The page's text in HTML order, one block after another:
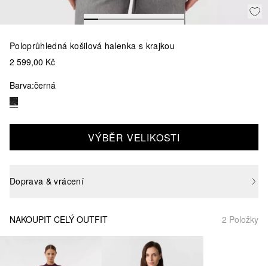
Poloprůhledná košilová halenka s krajkou
2 599,00 Kč
Barva:černá
VÝBĚR VELIKOSTI
Doprava & vrácení
NAKOUPIT CELÝ OUTFIT 2 Položky